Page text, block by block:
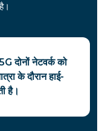
दोनों नेटवर्क को
के दौरान हाई-
है।